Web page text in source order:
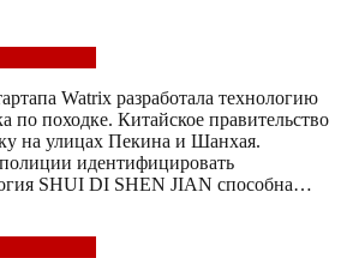
Watrix разработала технологию
по походке. Китайское правительство
на улицах Пекина и Шанхая.
идентифицировать
SHUI DI SHEN JIAN способна…